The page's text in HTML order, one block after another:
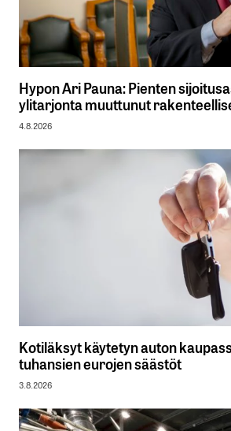
Hypon Ari Pauna: Pienten
ylitarjonta muuttunut
4.8.2026
Kotiläksyt käytetyn auton
tuhansien eurojen säästöt
3.8.2026